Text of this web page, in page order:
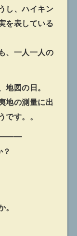
し、ハイキン
を表している
、一人一人の
図の日。
地の測量に出
す。。